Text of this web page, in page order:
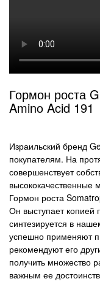
Гормон роста
Amino Acid 191
Израильский бренд
покупателям. На
совершенствует
высококачественные
Гормон роста
Он выступает копией
синтезируется в
успешно применяют
рекомендуют его
получить множество
важным ее